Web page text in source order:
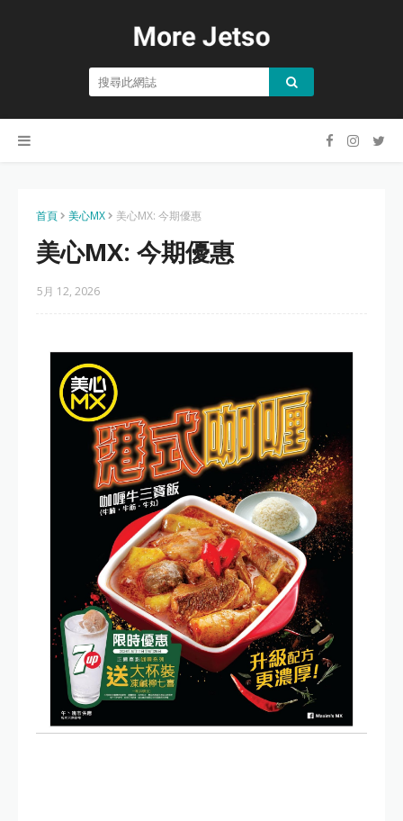
首頁 美心MX 美心MX: 今期優惠
美心MX: 今期優惠
5月 12, 2026